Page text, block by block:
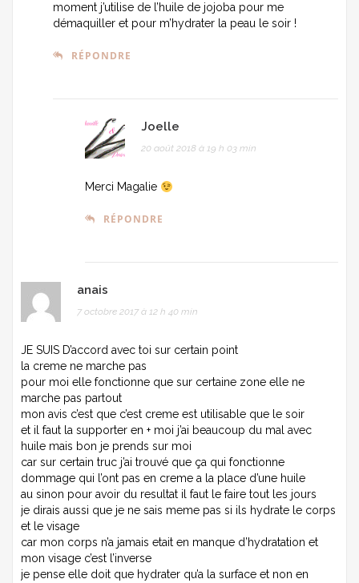
moment j’utilise de l’huile de jojoba pour me
démaquiller et pour m’hydrater la peau le soir !
RÉPONDRE
Joelle
20 août 2018 à 19 h 03 min
Merci Magalie
RÉPONDRE
anais
7 octobre 2017 à 12 h 40 min
JE SUIS D’accord avec toi sur certain point
la creme ne marche pas
pour moi elle fonctionne que sur certaine zone elle ne
marche pas partout
mon avis c’est que c’est creme est utilisable que le soir
et il faut la supporter en + moi j’ai beaucoup du mal avec
huile mais bon je prends sur moi
car sur certain truc j’ai trouvé que ça qui fonctionne
dommage qui l’ont pas en creme a la place d’une huile
au sinon pour avoir du resultat il faut le faire tout les jours
je dirais aussi que je ne sais meme pas si ils hydrate le corps
et le visage
car mon corps n’a jamais etait en manque d’hydratation et
mon visage c’est l’inverse
je pense elle doit que hydrater qu’a la surface et non en